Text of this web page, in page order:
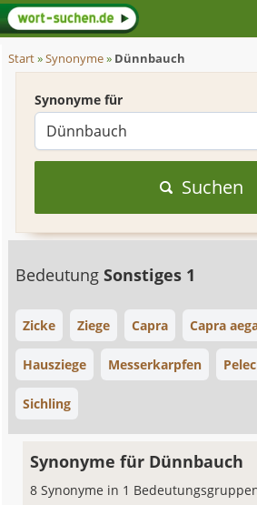
Start»Synonyme» Dünnbauch
Synonyme für
Suchen
BedeutungSonstiges 1
Zicke Ziege Capra Capra
Hausziege Messerkarpfen
Sichling
Synonyme für Dünnbauch
8 Synonyme in 1